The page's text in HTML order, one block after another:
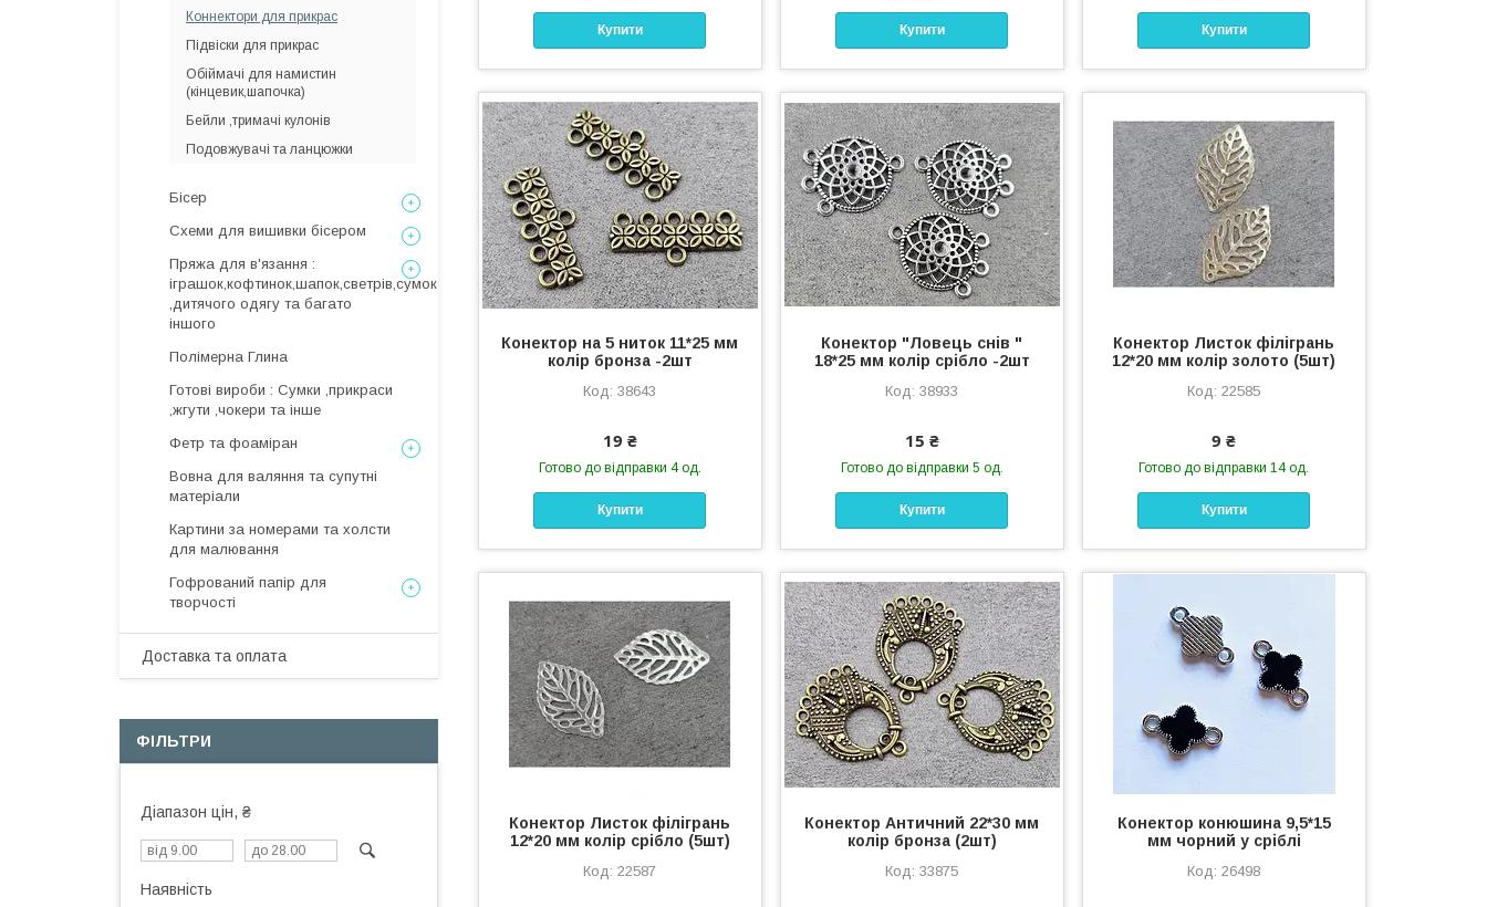
Купити Купити Купити
Конектор на 5 ниток 11*25 мм
колір бронза -2шт
38643
19 ₴
Готово до відправки 4 од.
Купити
Конектор "Ловець снів "
18*25 мм колір срібло -2шт
38933
15 ₴
Готово до відправки 5 од.
Купити
Конектор Листок філігрань
12*20 мм колір золото (5шт)
22585
9 ₴
Готово до відправки 14 од.
Купити
Конектор Листок філігрань
12*20 мм колір срібло (5шт)
22587
Конектор Античний 22*30 мм
колір бронза (2шт)
33875
Конектор конюшина 9,5*15
мм чорний у сріблі
26498
Коннектори для прикрас
Підвіски для прикрас
Обіймачі для намистин
(кінцевик,шапочка)
Бейли ,тримачі кулонів
Подовжувачі та ланцюжки
Бісер
Схеми для вишивки бісером
Пряжа для в'язання :
іграшок,кофтинок,шапок,светрів,сумок
,дитячого одягу та багато
іншого
Полімерна Глина
Готові вироби : Сумки ,прикраси
,жгути ,чокери та інше
Фетр та фоаміран
Вовна для валяння та супутні
матеріали
Картини за номерами та холсти
для малювання
Гофрований папір для
творчості
Доставка та оплата
ФІЛЬТРИ
Діапазон цін, ₴
Наявність